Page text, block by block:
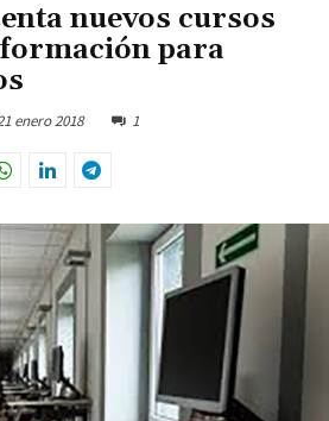
nuevos cursos
para
enero 2018 1